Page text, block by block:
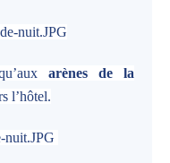
arènes de la
l’hôtel.